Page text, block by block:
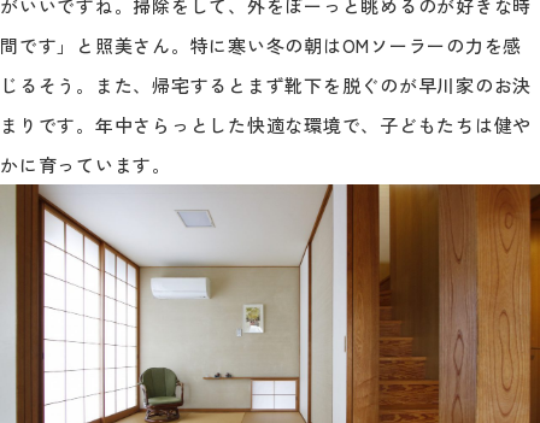
がいいですね。掃除をして、外をぼーっと眺めるのが好きな時
間です」と照美さん。特に寒い冬の朝はOMソーラーの力を感
じるそう。また、帰宅するとまず靴下を脱ぐのが早川家のお決
まりです。年中さらっとした快適な環境で、子どもたちは健や
かに育っています。